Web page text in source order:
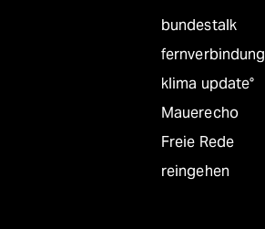
bundestalk
fernverbindung
klima update°
Mauerecho
Freie Rede
reingehen